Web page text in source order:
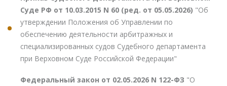
Суде РФ от 10.03.2015 N 60 (ред. от 05.05.2026) "Об
утверждении Положения об Управлении по
обеспечению деятельности арбитражных и
специализированных судов Судебного департамента
при Верховном Суде Российской Федерации"
Федеральный закон от 02.05.2026 N 122-ФЗ "О